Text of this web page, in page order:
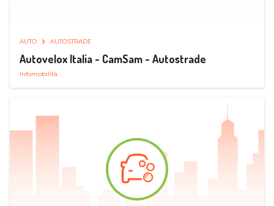
AUTO AUTOSTRADE
Autovelox Italia - CamSam - Autostrade
Infomobilità